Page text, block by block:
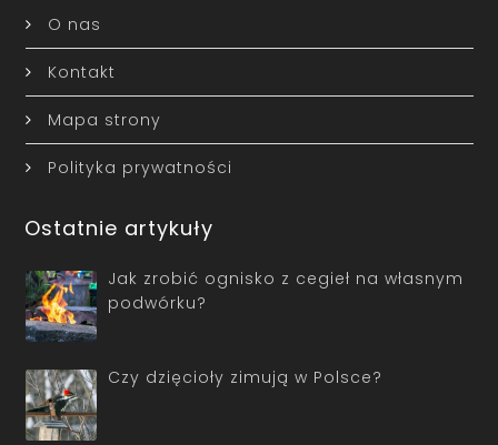
O nas
Kontakt
Mapa strony
Polityka prywatności
Ostatnie artykuły
Jak zrobić ognisko z cegieł na własnym
podwórku?
Czy dzięcioły zimują w Polsce?